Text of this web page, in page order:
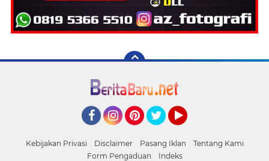
Kebijakan Privasi Disclaimer Pasang Iklan
Tentang Kami
Form Pengaduan
Indeks